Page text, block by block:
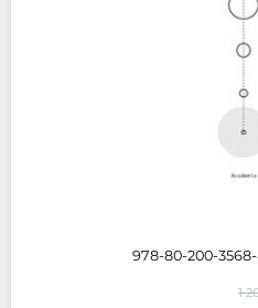
978-80-200-3568-
1